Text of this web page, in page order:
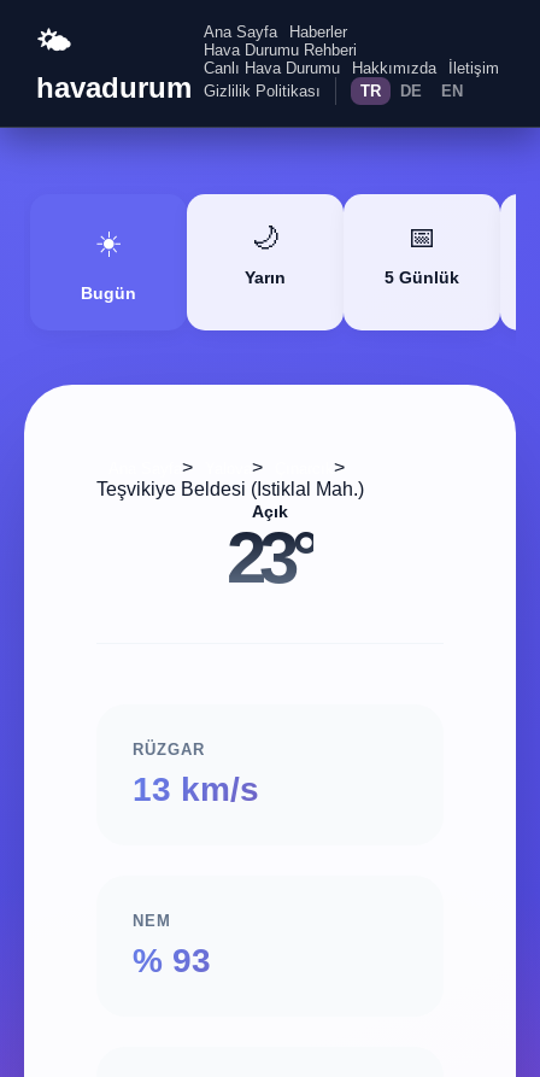
🌤️
havadurum
Ana Sayfa
Haberler
Hava Durumu Rehberi
Canlı Hava Durumu
Hakkımızda
İletişim
Gizlilik Politikası
TR DE EN
☀️
Bugün
🌙
Yarın
📅
5 Günlük
> >
>
Teşvikiye Beldesi (Istiklal Mah.)
Açık
23°
RÜZGAR
13 km/s
NEM
% 93